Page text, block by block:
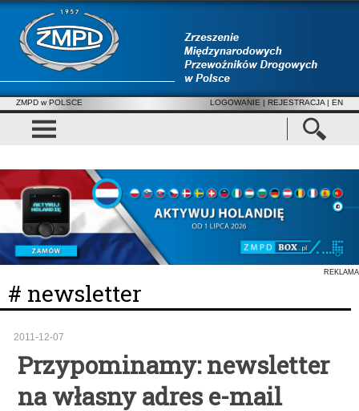
ZMPD w POLSCE LOGOWANIE | REJESTRACJA | EN
REKLAMA
# newsletter
2011-12-07
Przypominamy: newsletter
na własny adres e-mail